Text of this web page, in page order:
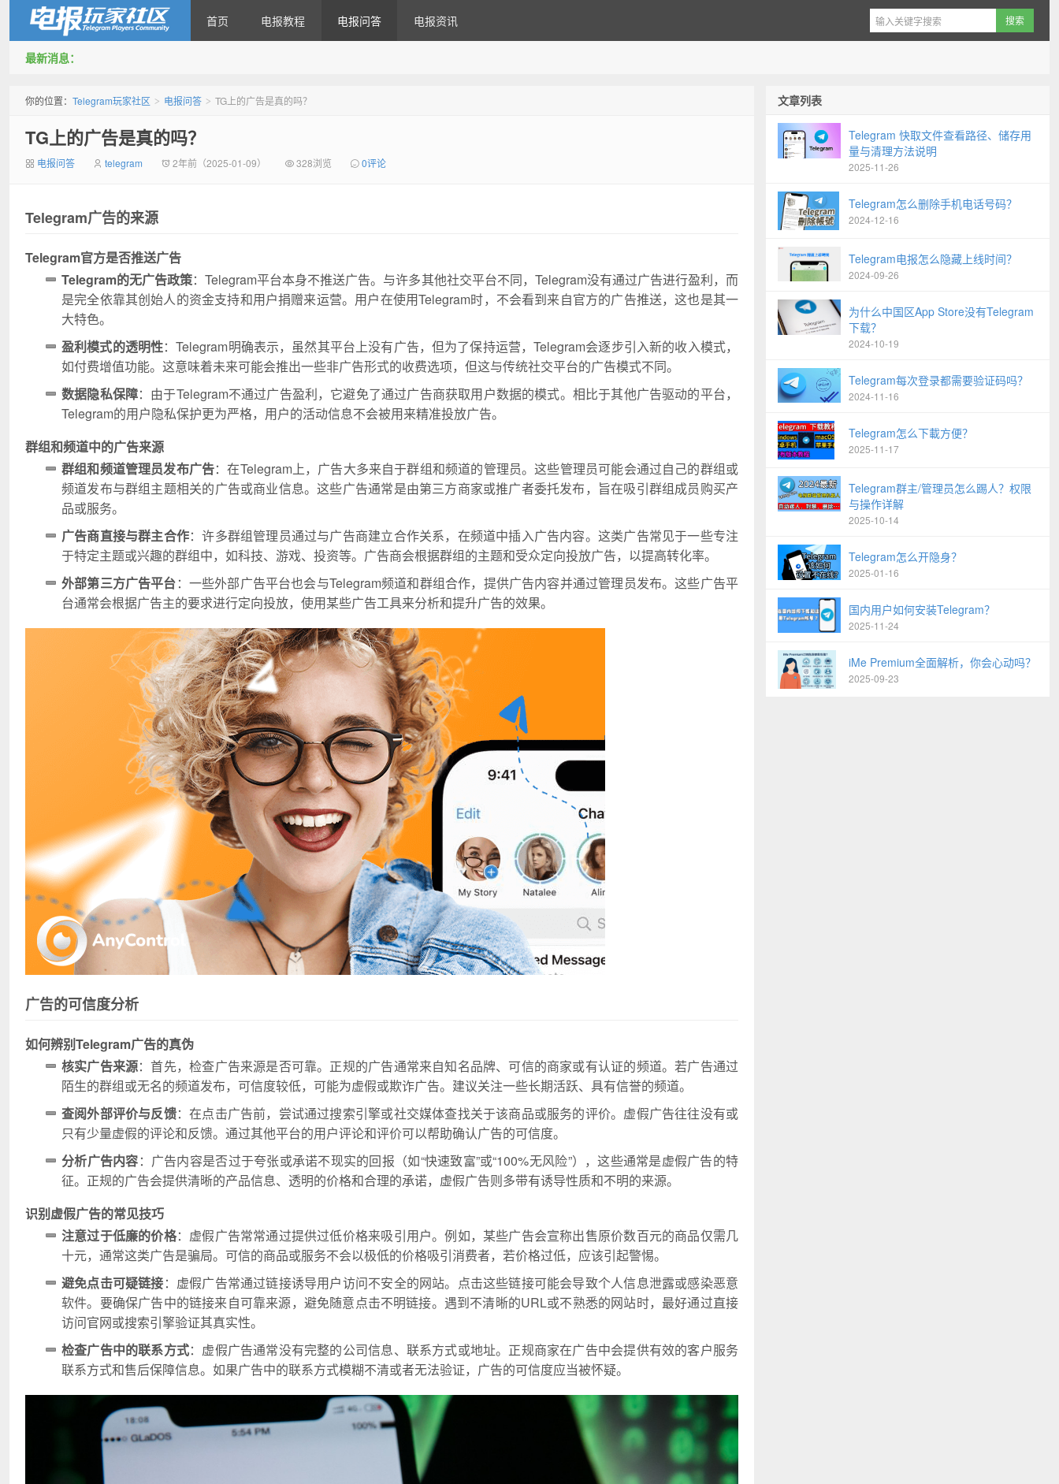
首页 电报教程 电报问答 电报资讯
最新消息：
你的位置： Telegram玩家社区 > 电报问答 > TG上的广告是真的吗？
TG上的广告是真的吗？
电报问答 telegram 2年前（2025-01-09） 328浏览 0评论
Telegram广告的来源
Telegram官方是否推送广告
Telegram的无广告政策：Telegram平台本身不推送广告。与许多其他社交平台不同，Telegram没有通过广告进行盈利，而
是完全依靠其创始人的资金支持和用户捐赠来运营。用户在使用Telegram时，不会看到来自官方的广告推送，这也是其一
大特色。
盈利模式的透明性：Telegram明确表示，虽然其平台上没有广告，但为了保持运营，Telegram会逐步引入新的收入模式，
如付费增值功能。这意味着未来可能会推出一些非广告形式的收费选项，但这与传统社交平台的广告模式不同。
数据隐私保障：由于Telegram不通过广告盈利，它避免了通过广告商获取用户数据的模式。相比于其他广告驱动的平台，
Telegram的用户隐私保护更为严格，用户的活动信息不会被用来精准投放广告。
群组和频道中的广告来源
群组和频道管理员发布广告：在Telegram上，广告大多来自于群组和频道的管理员。这些管理员可能会通过自己的群组或
频道发布与群组主题相关的广告或商业信息。这些广告通常是由第三方商家或推广者委托发布，旨在吸引群组成员购买产
品或服务。
广告商直接与群主合作：许多群组管理员通过与广告商建立合作关系，在频道中插入广告内容。这类广告常见于一些专注
于特定主题或兴趣的群组中，如科技、游戏、投资等。广告商会根据群组的主题和受众定向投放广告，以提高转化率。
外部第三方广告平台：一些外部广告平台也会与Telegram频道和群组合作，提供广告内容并通过管理员发布。这些广告平
台通常会根据广告主的要求进行定向投放，使用某些广告工具来分析和提升广告的效果。
广告的可信度分析
如何辨别Telegram广告的真伪
核实广告来源：首先，检查广告来源是否可靠。正规的广告通常来自知名品牌、可信的商家或有认证的频道。若广告通过
陌生的群组或无名的频道发布，可信度较低，可能为虚假或欺诈广告。建议关注一些长期活跃、具有信誉的频道。
查阅外部评价与反馈：在点击广告前，尝试通过搜索引擎或社交媒体查找关于该商品或服务的评价。虚假广告往往没有或
只有少量虚假的评论和反馈。通过其他平台的用户评论和评价可以帮助确认广告的可信度。
分析广告内容：广告内容是否过于夸张或承诺不现实的回报（如“快速致富”或“100%无风险”），这些通常是虚假广告的特
征。正规的广告会提供清晰的产品信息、透明的价格和合理的承诺，虚假广告则多带有诱导性质和不明的来源。
识别虚假广告的常见技巧
注意过于低廉的价格：虚假广告常常通过提供过低价格来吸引用户。例如，某些广告会宣称出售原价数百元的商品仅需几
十元，通常这类广告是骗局。可信的商品或服务不会以极低的价格吸引消费者，若价格过低，应该引起警惕。
避免点击可疑链接：虚假广告常通过链接诱导用户访问不安全的网站。点击这些链接可能会导致个人信息泄露或感染恶意
软件。要确保广告中的链接来自可靠来源，避免随意点击不明链接。遇到不清晰的URL或不熟悉的网站时，最好通过直接
访问官网或搜索引擎验证其真实性。
检查广告中的联系方式：虚假广告通常没有完整的公司信息、联系方式或地址。正规商家在广告中会提供有效的客户服务
联系方式和售后保障信息。如果广告中的联系方式模糊不清或者无法验证，广告的可信度应当被怀疑。
文章列表
Telegram 快取文件查看路径、储存用
量与清理方法说明
2025-11-26
Telegram怎么删除手机电话号码？
2024-12-16
Telegram电报怎么隐藏上线时间？
2024-09-26
为什么中国区App Store没有Telegram
下载？
2024-10-19
Telegram每次登录都需要验证码吗？
2024-11-16
Telegram怎么下載方便？
2025-11-17
Telegram群主/管理员怎么踢人？权限
与操作详解
2025-10-14
Telegram怎么开隐身？
2025-01-16
国内用户如何安装Telegram？
2025-11-24
iMe Premium全面解析，你会心动吗？
2025-09-23